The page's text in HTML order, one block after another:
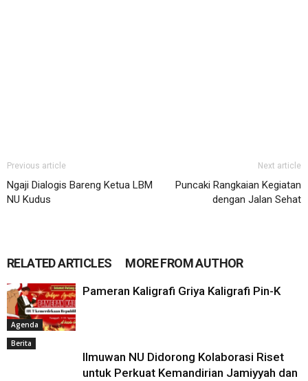
Previous article
Ngaji Dialogis Bareng Ketua LBM
NU Kudus
Next article
Puncaki Rangkaian Kegiatan
dengan Jalan Sehat
RELATED ARTICLES MORE FROM AUTHOR
Agenda
Pameran Kaligrafi Griya Kaligrafi Pin-K
Berita
Ilmuwan NU Didorong Kolaborasi Riset
untuk Perkuat Kemandirian Jamiyyah dan